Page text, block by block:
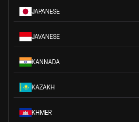
JAPANESE
JAVANESE
KANNADA
KAZAKH
KHMER